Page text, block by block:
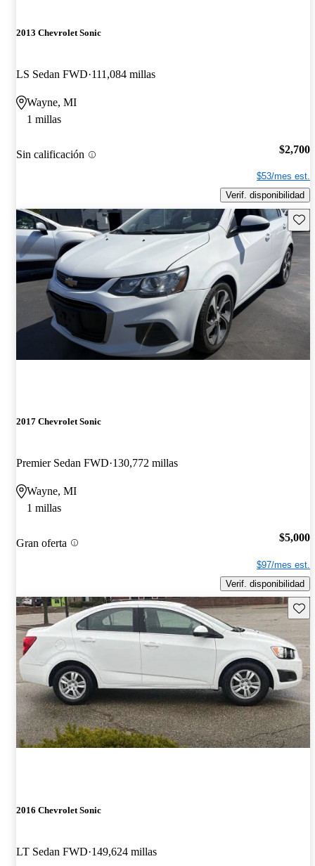
2013 Chevrolet Sonic
LS Sedan FWD 111,084 millas
Wayne, MI
1 millas
Sin calificación $2,700
$53/mes est.
Verif. disponibilidad
2017 Chevrolet Sonic
Premier Sedan FWD 130,772 millas
Wayne, MI
1 millas
Gran oferta $5,000
$97/mes est.
Verif. disponibilidad
2016 Chevrolet Sonic
LT Sedan FWD 149,624 millas